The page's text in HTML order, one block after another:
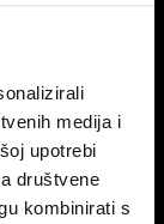
medija i
upotrebi
društvene
kombinirati s
za
se